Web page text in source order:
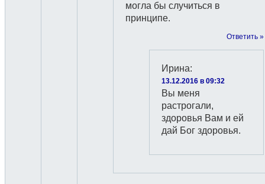
могла бы случиться в
принципе.
Ответить »
Ирина:
13.12.2016 в 09:32
Вы меня
растрогали,
здоровья Вам и ей
дай Бог здоровья.